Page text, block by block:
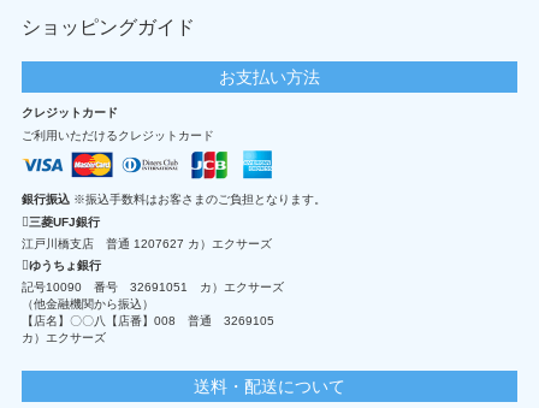
ショッピングガイド
お支払い方法
クレジットカード
ご利用いただけるクレジットカード
銀行振込 ※振込手数料はお客さまのご負担となります。
三菱UFJ銀行
江戸川橋支店 普通 1207627 カ）エクサーズ
ゆうちょ銀行
記号10090 番号 32691051 カ）エクサーズ
（他金融機関から振込）
【店名】〇〇八【店番】008 普通 3269105
カ）エクサーズ
送料・配送について